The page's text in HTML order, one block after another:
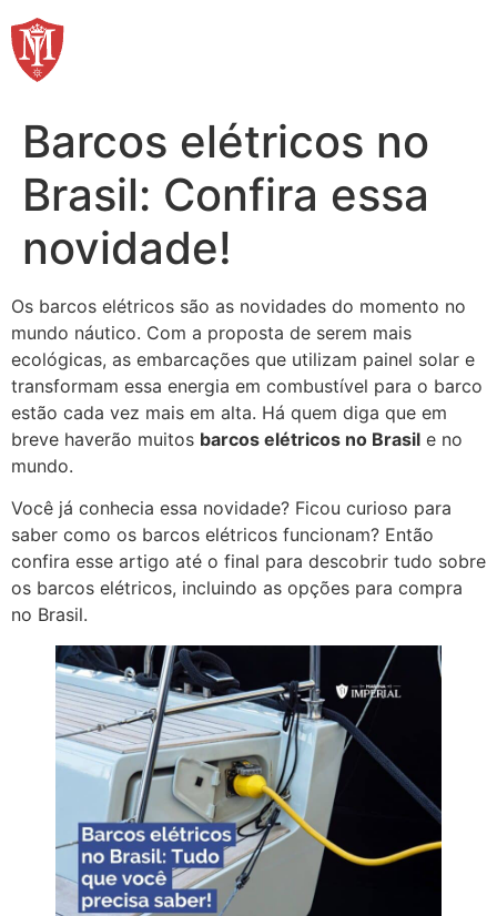
para
Barcos elétricos no
Brasil: Confira essa
novidade!
Os barcos elétricos são as novidades do momento no
mundo náutico. Com a proposta de serem mais
ecológicas, as embarcações que utilizam painel solar e
transformam essa energia em combustível para o barco
estão cada vez mais em alta. Há quem diga que em
breve haverão muitos barcos elétricos no Brasil e no
mundo.
Você já conhecia essa novidade? Ficou curioso para
saber como os barcos elétricos funcionam? Então
confira esse artigo até o final para descobrir tudo sobre
os barcos elétricos, incluindo as opções para compra
no Brasil.